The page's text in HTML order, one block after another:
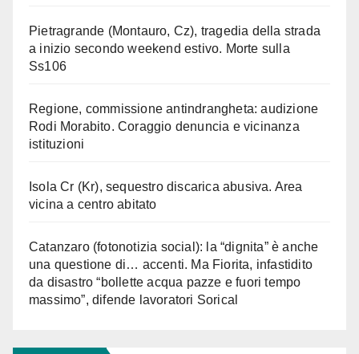
Pietragrande (Montauro, Cz), tragedia della strada
a inizio secondo weekend estivo. Morte sulla
Ss106
Regione, commissione antindrangheta: audizione
Rodi Morabito. Coraggio denuncia e vicinanza
istituzioni
Isola Cr (Kr), sequestro discarica abusiva. Area
vicina a centro abitato
Catanzaro (fotonotizia social): la “dignita” è anche
una questione di… accenti. Ma Fiorita, infastidito
da disastro “bollette acqua pazze e fuori tempo
massimo”, difende lavoratori Sorical